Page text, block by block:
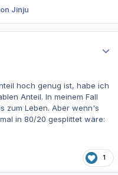
Jinju
hoch genug ist, habe ich
Anteil. In meinem Fall
zum Leben. Aber wenn's
in 80/20 gesplittet wäre:
1